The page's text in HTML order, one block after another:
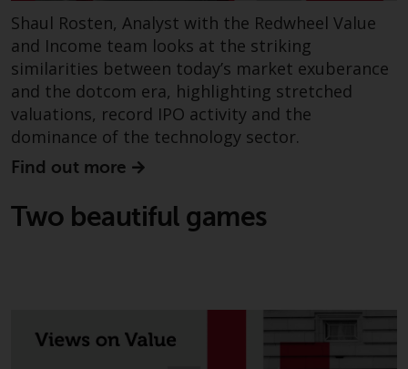
verstoßen würde.
Informationen für Anleger in den
USA
Diese Website ist weder ein
Aufforderung zur Beteiligung an
privaten oder registrierten
Zu den Fonds im US-Bereich der
Website gehören Produkte, die
gemäß dem Investment Company
Shaul Rosten, Analyst with the Redwheel Value
and Income team looks at the striking
similarities between today’s market exuberance
and the dotcom era, highlighting stretched
valuations, record IPO activity and the
dominance of the technology sector.
Find out more
Two beautiful games